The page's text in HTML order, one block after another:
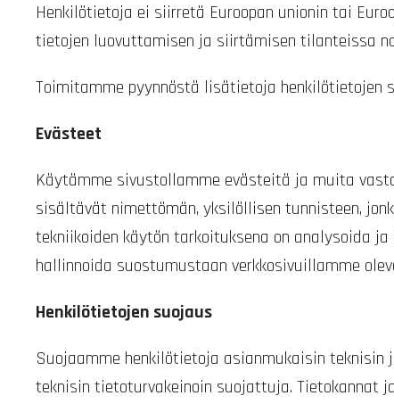
Henkilötietoja ei siirretä Euroopan unionin tai
tietojen luovuttamisen ja siirtämisen tilanteissa
Toimitamme pyynnöstä lisätietoja
Evästeet
Käytämme sivustollamme evästeitä ja muita
sisältävät nimettömän, yksilöllisen tunnisteen,
tekniikoiden käytön tarkoituksena on analysoida
hallinnoida suostumustaan verkkosivuillamme
Henkilötietojen suojaus
Suojaamme henkilötietoja asianmukaisin
teknisin tietoturvakeinoin suojattuja.